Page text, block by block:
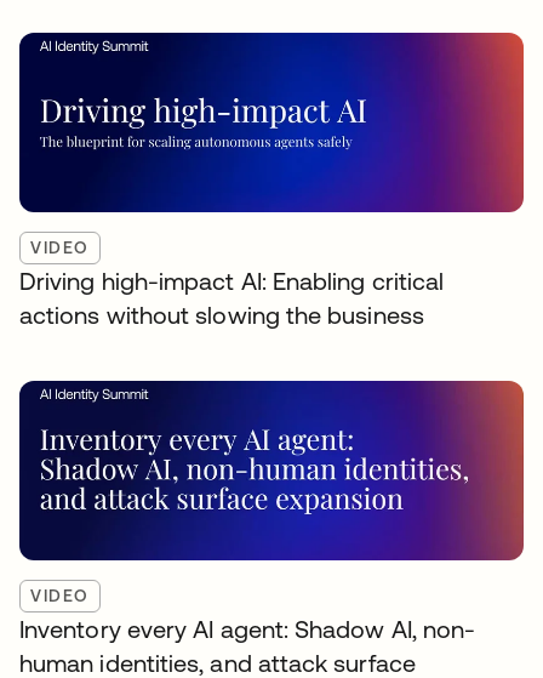
VIDEO
Driving high-impact AI: Enabling critical
actions without slowing the business
VIDEO
Inventory every AI agent: Shadow AI, non-
human identities, and attack surface